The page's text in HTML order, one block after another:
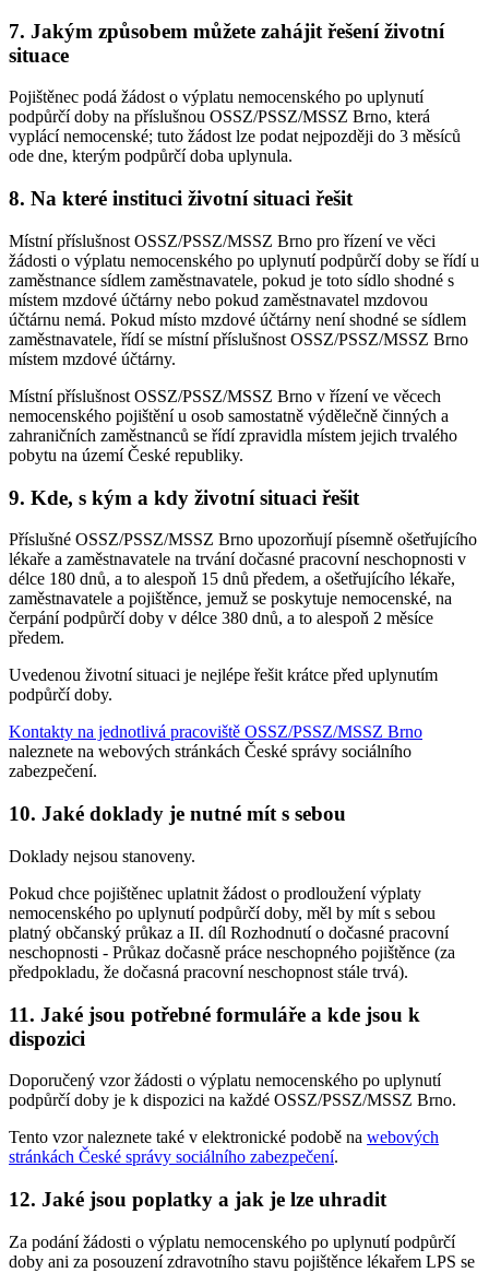
7. Jakým způsobem můžete zahájit řešení životní
situace
Pojištěnec podá žádost o výplatu nemocenského po uplynutí
podpůrčí doby na příslušnou OSSZ/PSSZ/MSSZ Brno, která
vyplácí nemocenské; tuto žádost lze podat nejpozději do 3 měsíců
ode dne, kterým podpůrčí doba uplynula.
8. Na které instituci životní situaci řešit
Místní příslušnost OSSZ/PSSZ/MSSZ Brno pro řízení ve věci
žádosti o výplatu nemocenského po uplynutí podpůrčí doby se řídí u
zaměstnance sídlem zaměstnavatele, pokud je toto sídlo shodné s
místem mzdové účtárny nebo pokud zaměstnavatel mzdovou
účtárnu nemá. Pokud místo mzdové účtárny není shodné se sídlem
zaměstnavatele, řídí se místní příslušnost OSSZ/PSSZ/MSSZ Brno
místem mzdové účtárny.
Místní příslušnost OSSZ/PSSZ/MSSZ Brno v řízení ve věcech
nemocenského pojištění u osob samostatně výdělečně činných a
zahraničních zaměstnanců se řídí zpravidla místem jejich trvalého
pobytu na území České republiky.
9. Kde, s kým a kdy životní situaci řešit
Příslušné OSSZ/PSSZ/MSSZ Brno upozorňují písemně ošetřujícího
lékaře a zaměstnavatele na trvání dočasné pracovní neschopnosti v
délce 180 dnů, a to alespoň 15 dnů předem, a ošetřujícího lékaře,
zaměstnavatele a pojištěnce, jemuž se poskytuje nemocenské, na
čerpání podpůrčí doby v délce 380 dnů, a to alespoň 2 měsíce
předem.
Uvedenou životní situaci je nejlépe řešit krátce před uplynutím
podpůrčí doby.
Kontakty na jednotlivá pracoviště OSSZ/PSSZ/MSSZ Brno
naleznete na webových stránkách České správy sociálního
zabezpečení.
10. Jaké doklady je nutné mít s sebou
Doklady nejsou stanoveny.
Pokud chce pojištěnec uplatnit žádost o prodloužení výplaty
nemocenského po uplynutí podpůrčí doby, měl by mít s sebou
platný občanský průkaz a II. díl Rozhodnutí o dočasné pracovní
neschopnosti - Průkaz dočasně práce neschopného pojištěnce (za
předpokladu, že dočasná pracovní neschopnost stále trvá).
11. Jaké jsou potřebné formuláře a kde jsou k
dispozici
Doporučený vzor žádosti o výplatu nemocenského po uplynutí
podpůrčí doby je k dispozici na každé OSSZ/PSSZ/MSSZ Brno.
Tento vzor naleznete také v elektronické podobě na webových
stránkách České správy sociálního zabezpečení.
12. Jaké jsou poplatky a jak je lze uhradit
Za podání žádosti o výplatu nemocenského po uplynutí podpůrčí
doby ani za posouzení zdravotního stavu pojištěnce lékařem LPS se